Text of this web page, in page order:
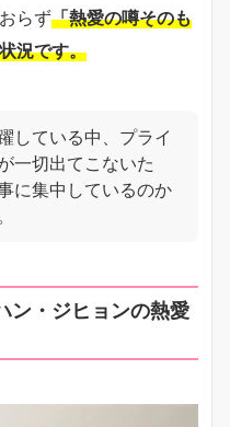
らず「熱愛の噂そのも
況です。
している中、プライ
一切出てこないた
に集中しているのか
ン・ジヒョンの熱愛